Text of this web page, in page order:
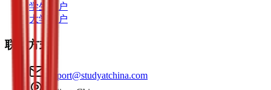
学生门户
大学门户
联系方式
support@studyatchina.com